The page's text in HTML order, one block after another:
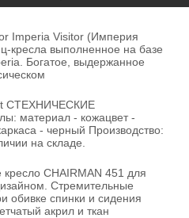
Imperia Visitor (Империя
кресла выполненное на базе
Богатое, выдержанное
CТЕХНИЧЕСКИЕ
материал - кожацвет -
- черный Производство:
на складе.
CHAIRMAN 451 для
Стремительные
обивке спинки и сидения
акрил и ткан